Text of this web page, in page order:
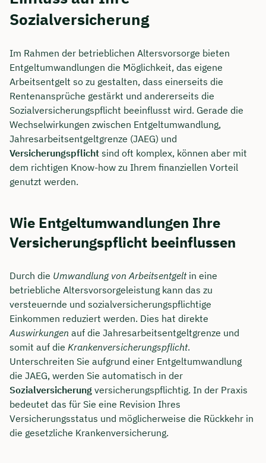
Sozialversicherung
Im Rahmen der betrieblichen Altersvorsorge bieten
Entgeltumwandlungen die Möglichkeit, das eigene
Arbeitsentgelt so zu gestalten, dass einerseits die
Rentenansprüche gestärkt und andererseits die
Sozialversicherungspflicht beeinflusst wird. Gerade die
Wechselwirkungen zwischen Entgeltumwandlung,
Jahresarbeitsentgeltgrenze (JAEG) und
Versicherungspflicht sind oft komplex, können aber mit
dem richtigen Know-how zu Ihrem finanziellen Vorteil
genutzt werden.
Wie Entgeltumwandlungen Ihre
Versicherungspflicht beeinflussen
Durch die Umwandlung von Arbeitsentgeltin eine
betriebliche Altersvorsorgeleistung kann das zu
versteuernde und sozialversicherungspflichtige
Einkommen reduziert werden. Dies hat direkte
Auswirkungen auf die Jahresarbeitsentgeltgrenze und
somit auf die Krankenversicherungspflicht.
Unterschreiten Sie aufgrund einer Entgeltumwandlung
die JAEG, werden Sie automatisch in der
Sozialversicherung versicherungspflichtig. In der Praxis
bedeutet das für Sie eine Revision Ihres
Versicherungsstatus und möglicherweise die Rückkehr in
die gesetzliche Krankenversicherung.
Dauer: ca. 30 Minuten
🗓️ Wählen Sie jetzt Ihren Wunschtermin:
Meeting buchen